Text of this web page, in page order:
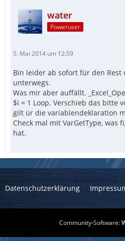
water
Poweruser
5. Mai 2014 um 12:59
Bin leider ab sofort für den Rest
unterwegs.
Was mir aber auffällt.
$i = 1 Loop. Verschieb das bitte
gilt ür die variablendeklaration
Check mal mit VarGetType, was
hat.
Datenschutzerklärung
Community-Software: